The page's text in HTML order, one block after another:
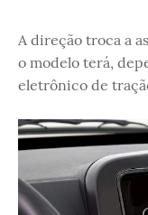
A direção troca a
o modelo terá,
eletrônico de